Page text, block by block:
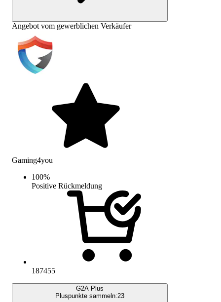
Angebot vom gewerblichen Verkäufer
Gaming4you
100%
Positive Rückmeldung
187455
G2A Plus
Pluspunkte sammeln:23